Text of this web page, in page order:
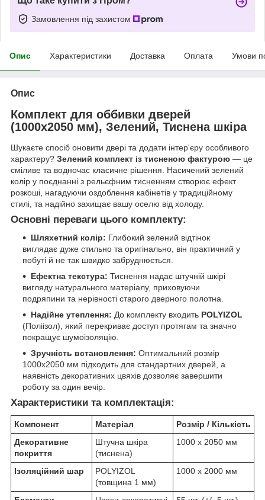
Замовлення під захистом
Опис Характеристики Доставка Оплата Умови
Опис
Комплект для оббивки дверей
(1000х2050 мм), Зелений, Тиснена шкіра
Шукаєте спосіб оновити двері та додати інтер'єру особливого
характеру? Зелений комплект із тисненою фактурою — це
сміливе та водночас класичне рішення. Насичений зелений
колір у поєднанні з рельєфним тисненням створює ефект
розкоші, нагадуючи оздоблення кабінетів у традиційному
стилі, та надійно захищає вашу оселю від холоду.
Основні переваги цього комплекту:
Шляхетний колір: Глибокий зелений відтінок
виглядає дуже стильно та оригінально, він практичний у
побуті й не так швидко забруднюється.
Ефектна текстура: Тиснення надає штучній шкірі
вигляду натурального матеріалу, приховуючи
подряпини та нерівності старого дверного полотна.
Надійне утеплення: До комплекту входить POLYIZOL
(Поліізол), який перекриває доступ протягам та значно
покращує шумоізоляцію.
Зручність встановлення: Оптимальний розмір
1000х2050 мм підходить для стандартних дверей, а
наявність декоративних цвяхів дозволяє завершити
роботу за один вечір.
Характеристики та комплектація:
Компонент Матеріал
Розмір / Кількість
Декоративне
покриття
Штучна шкіра
(тиснена)
1000 х 2050 мм
Ізоляційний шар
POLYIZOL
(товщина 1 мм)
1000 х 2000 мм